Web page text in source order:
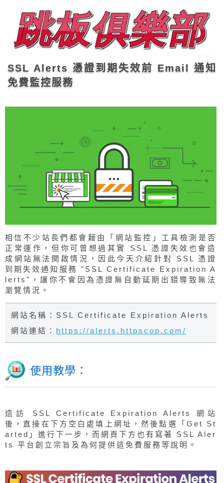
SSL Alerts 憑證到期失效前 Email 通知
免費監控服務
相信不少站長們都會藉由「網站監控」工具檢測是否
正常運作，但你可曾想過其實 SSL 憑證失效也會造
成網站無法開啟情況，因此今天介紹針對 SSL 憑證
到期失效通知服務 "SSL Certificate Expiration A
lerts"，讓你不會因為憑證無自動延期出錯導致無法
瀏覽情況。
網站名稱：SSL Certificate Expiration Alerts
網站連結： https://alerts.httpscop.com/
使用教學：
造訪 SSL Certificate Expiration Alerts 網站
後，直接在下方空白處填上網址，然後點選「Get St
arted」進行下一步，而網頁下方也有寫著 SSL Aler
ts 平台創立宗旨及為何提供這免費服務等說明。